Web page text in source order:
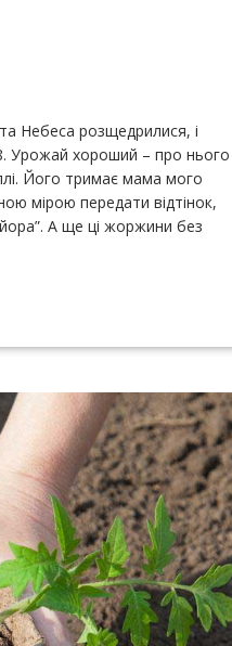
Небеса розщедрилися, і
Урожай хороший – про нього
Його тримає мама мого
мірою передати відтінок,
А ще ці жоржини без